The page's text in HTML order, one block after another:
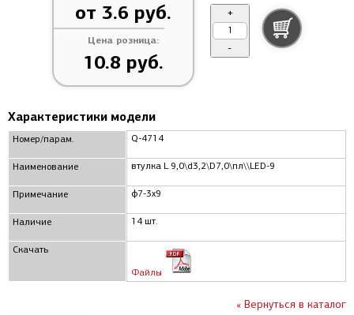
от 3.6 руб.
Цена розница:
10.8 руб.
+
-
Характеристики модели
Номер/парам.
Наименование
Примечание
Наличие
Скачать
Q-4714
втулка L 9,0\d3,2\D7,0\пл\\LED-9
ф7-3x9
14 шт.
Файлы
« Вернуться в каталог